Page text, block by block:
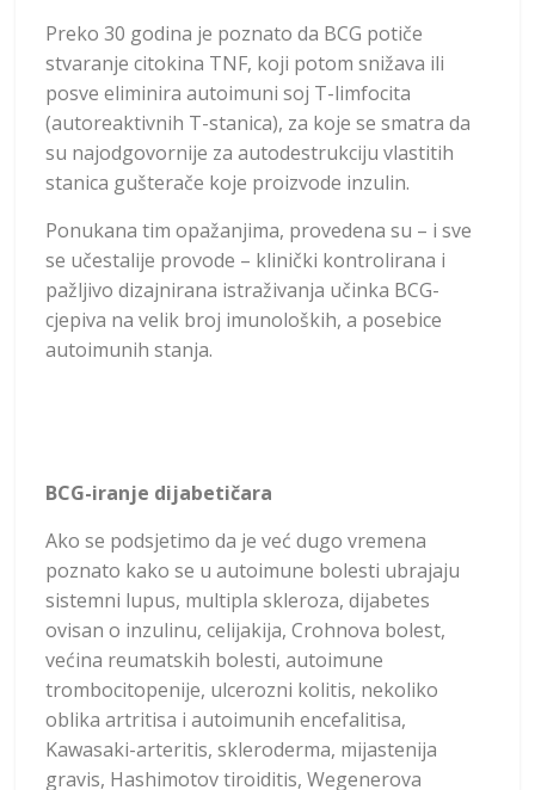
Preko 30 godina je poznato da BCG potiče
stvaranje citokina TNF, koji potom snižava ili
posve eliminira autoimuni soj T-limfocita
(autoreaktivnih T-stanica), za koje se smatra da
su najodgovornije za autodestrukciju vlastitih
stanica gušterače koje proizvode inzulin.
Ponukana tim opažanjima, provedena su – i sve
se učestalije provode – klinički kontrolirana i
pažljivo dizajnirana istraživanja učinka BCG-
cjepiva na velik broj imunoloških, a posebice
autoimunih stanja.
BCG-iranje dijabetičara
Ako se podsjetimo da je već dugo vremena
poznato kako se u autoimune bolesti ubrajaju
sistemni lupus, multipla skleroza, dijabetes
ovisan o inzulinu, celijakija, Crohnova bolest,
većina reumatskih bolesti, autoimune
trombocitopenije, ulcerozni kolitis, nekoliko
oblika artritisa i autoimunih encefalitisa,
Kawasaki-arteritis, skleroderma, mijastenija
gravis, Hashimotov tiroiditis, Wegenerova